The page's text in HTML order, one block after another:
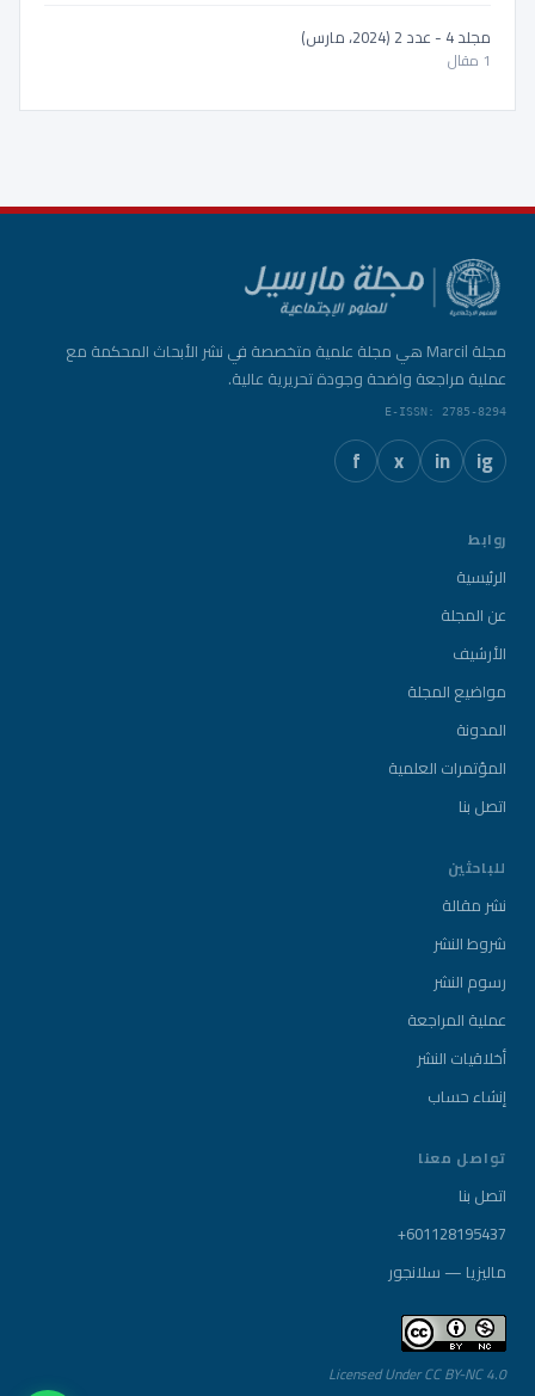
مجلد 4 - عدد 2 (2024، مارس)
1 مقال
مجلة Marcil هي مجلة علمية متخصصة في نشر الأبحاث المحكمة مع
عملية مراجعة واضحة وجودة تحريرية عالية.
E-ISSN: 2785-8294
ig
in
x
f
روابط
الرئيسية
عن المجلة
الأرشيف
مواضيع المجلة
المدونة
المؤتمرات العلمية
اتصل بنا
للباحثين
نشر مقالة
شروط النشر
رسوم النشر
عملية المراجعة
أخلاقيات النشر
إنشاء حساب
تواصل معنا
اتصل بنا
+601128195437
ماليزيا — سلانجور
Licensed Under CC BY-NC 4.0